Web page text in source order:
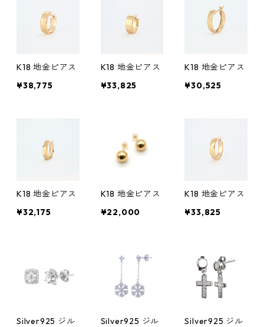
K18 地金ピアス
¥38,775
K18 地金ピアス
¥33,825
K18 地金ピアス
¥30,525
K18 地金ピアス
¥32,175
K18 地金ピアス
¥22,000
K18 地金ピアス
¥33,825
Silver925 ジル
Silver925 ジル
Silver925 ジル